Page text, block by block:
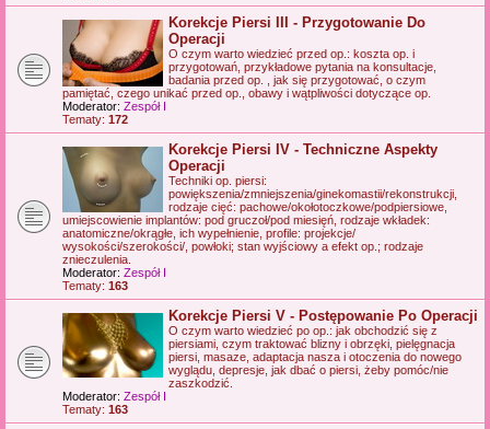
Korekcje Piersi III - Przygotowanie Do
Operacji
O czym warto wiedzieć przed op.: koszta op. i
przygotowań, przykładowe pytania na konsultacje,
badania przed op. , jak się przygotować, o czym
pamiętać, czego unikać przed op., obawy i wątpliwości dotyczące op.
Moderator: Zespół I
Tematy: 172
Korekcje Piersi IV - Techniczne Aspekty
Operacji
Techniki op. piersi:
powiększenia/zmniejszenia/ginekomastii/rekonstrukcji,
rodzaje cięć: pachowe/okołotoczkowe/podpiersiowe,
umiejscowienie implantów: pod gruczoł/pod miesięń, rodzaje wkładek:
anatomiczne/okrągłe, ich wypełnienie, profile: projekcje/
wysokości/szerokości/, powłoki; stan wyjściowy a efekt op.; rodzaje
znieczulenia.
Moderator: Zespół I
Tematy: 163
Korekcje Piersi V - Postępowanie Po Operacji
O czym warto wiedzieć po op.: jak obchodzić się z
piersiami, czym traktować blizny i obrzęki, pielęgnacja
piersi, masaze, adaptacja nasza i otoczenia do nowego
wyglądu, depresje, jak dbać o piersi, żeby pomóc/nie
zaszkodzić.
Moderator: Zespół I
Tematy: 163